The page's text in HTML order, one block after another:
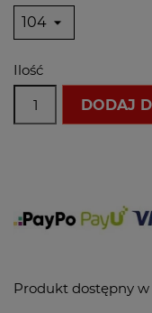
Ilość
DODAJ
Produkt dostępny